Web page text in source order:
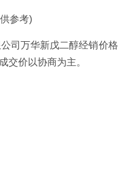
参考)
司万华新戊二醇经销价格
交价以协商为主。